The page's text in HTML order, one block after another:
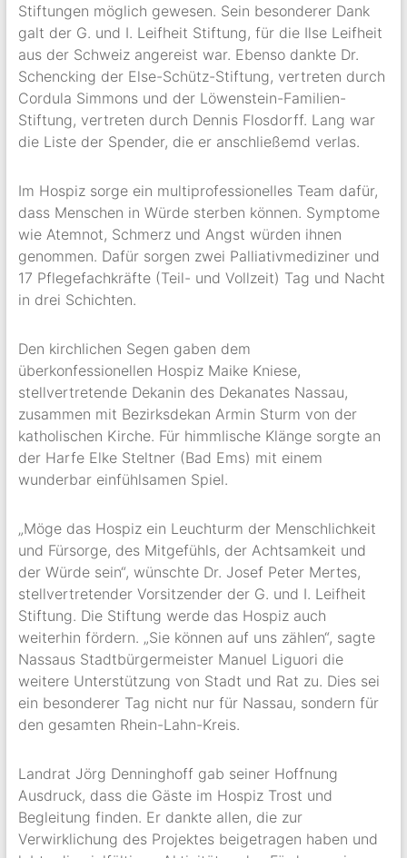
Stiftungen möglich gewesen. Sein besonderer Dank
galt der G. und I. Leifheit Stiftung, für die Ilse Leifheit
aus der Schweiz angereist war. Ebenso dankte Dr.
Schencking der Else-Schütz-Stiftung, vertreten durch
Cordula Simmons und der Löwenstein-Familien-
Stiftung, vertreten durch Dennis Flosdorff. Lang war
die Liste der Spender, die er anschließemd verlas.
Im Hospiz sorge ein multiprofessionelles Team dafür,
dass Menschen in Würde sterben können. Symptome
wie Atemnot, Schmerz und Angst würden ihnen
genommen. Dafür sorgen zwei Palliativmediziner und
17 Pflegefachkräfte (Teil- und Vollzeit) Tag und Nacht
in drei Schichten.
Den kirchlichen Segen gaben dem
überkonfessionellen Hospiz Maike Kniese,
stellvertretende Dekanin des Dekanates Nassau,
zusammen mit Bezirksdekan Armin Sturm von der
katholischen Kirche. Für himmlische Klänge sorgte an
der Harfe Elke Steltner (Bad Ems) mit einem
wunderbar einfühlsamen Spiel.
„Möge das Hospiz ein Leuchturm der Menschlichkeit
und Fürsorge, des Mitgefühls, der Achtsamkeit und
der Würde sein“, wünschte Dr. Josef Peter Mertes,
stellvertretender Vorsitzender der G. und I. Leifheit
Stiftung. Die Stiftung werde das Hospiz auch
weiterhin fördern. „Sie können auf uns zählen“, sagte
Nassaus Stadtbürgermeister Manuel Liguori die
weitere Unterstützung von Stadt und Rat zu. Dies sei
ein besonderer Tag nicht nur für Nassau, sondern für
den gesamten Rhein-Lahn-Kreis.
Landrat Jörg Denninghoff gab seiner Hoffnung
Ausdruck, dass die Gäste im Hospiz Trost und
Begleitung finden. Er dankte allen, die zur
Verwirklichung des Projektes beigetragen haben und